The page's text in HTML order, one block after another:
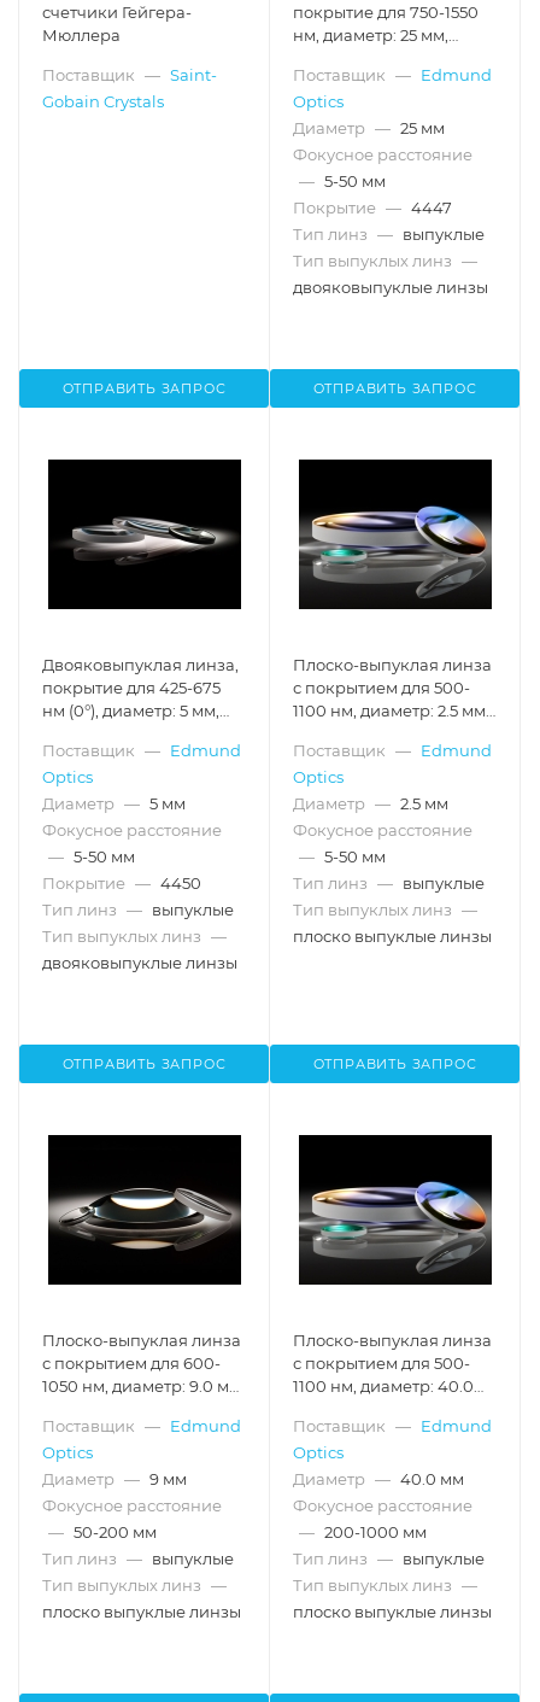
счетчики Гейгера-
Мюллера
Поставщик — Saint-
Gobain Crystals
ОТПРАВИТЬ ЗАПРОС
покрытие для 750-1550
нм, диаметр: 25 мм,
мм
Поставщик — Edmund
Optics
Диаметр — 25 мм
Фокусное расстояние
— 5-50 мм
Покрытие — 4447
Тип линз — выпуклые
Тип выпуклых линз —
двояковыпуклые линзы
ОТПРАВИТЬ ЗАПРОС
Двояковыпуклая линза,
покрытие для 425-675
нм (0°), диаметр: 5 мм,
мм, с затемненными
торцами
Поставщик — Edmund
Optics
Диаметр — 5 мм
Фокусное расстояние
— 5-50 мм
Покрытие — 4450
Тип линз — выпуклые
Тип выпуклых линз —
двояковыпуклые линзы
ОТПРАВИТЬ ЗАПРОС
Плоско-выпуклая линза
с покрытием для 500-
1100 нм, диаметр: 2.5 мм,
5.0 мм
Поставщик — Edmund
Optics
Диаметр — 2.5 мм
Фокусное расстояние
— 5-50 мм
Тип линз — выпуклые
Тип выпуклых линз —
плоско выпуклые линзы
ОТПРАВИТЬ ЗАПРОС
Плоско-выпуклая линза
с покрытием для 600-
1050 нм, диаметр: 9.0 мм,
72.0 мм, с затемненными
торцами
Поставщик — Edmund
Optics
Диаметр — 9 мм
Фокусное расстояние
— 50-200 мм
Тип линз — выпуклые
Тип выпуклых линз —
плоско выпуклые линзы
Плоско-выпуклая линза
с покрытием для 500-
1100 нм, диаметр: 40.0
расстояние: 300.0 мм, с
затемненными торцами
Поставщик — Edmund
Optics
Диаметр — 40.0 мм
Фокусное расстояние
— 200-1000 мм
Тип линз — выпуклые
Тип выпуклых линз —
плоско выпуклые линзы